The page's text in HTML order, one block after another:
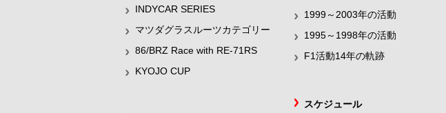
INDYCAR SERIES
マツダグラスルーツカテゴリー
86/BRZ Race with RE-71RS
KYOJO CUP
1999～2003年の活動
1995～1998年の活動
F1活動14年の軌跡
スケジュール